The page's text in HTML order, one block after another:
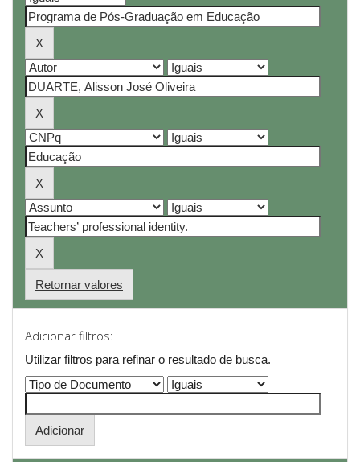
Retornar valores
Adicionar filtros:
Utilizar filtros para refinar o resultado de busca.